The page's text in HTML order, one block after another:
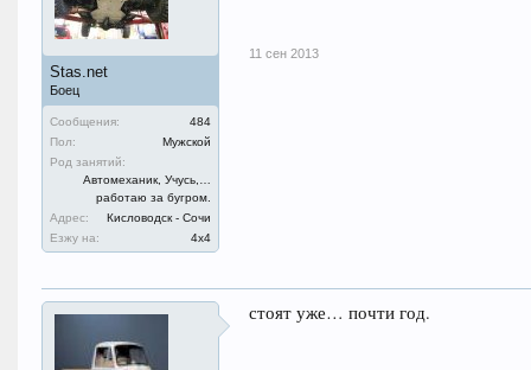
Stas.net
Боец
Сообщения:
484
Пол:
Мужской
Род занятий:
Автомеханик, Учусь,…
работаю за бугром.
Адрес:
Кисловодск - Сочи
Езжу на:
4х4
11 сен 2013
стоят уже… почти год.